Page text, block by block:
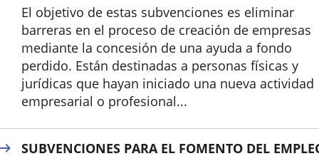
El objetivo de estas subvenciones es eliminar
barreras en el proceso de creación de empresas
mediante la concesión de una ayuda a fondo
perdido. Están destinadas a personas físicas y
jurídicas que hayan iniciado una nueva actividad
empresarial o profesional...
SUBVENCIONES PARA EL FOMENTO DEL